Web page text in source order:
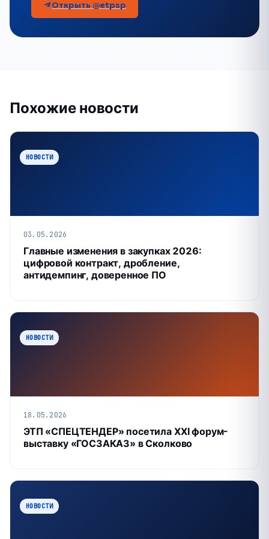
Открыть @etpsp
Похожие новости
НОВОСТИ
03.05.2026
Главные изменения в закупках 2026:
цифровой контракт, дробление,
антидемпинг, доверенное ПО
НОВОСТИ
18.05.2026
ЭТП «СПЕЦТЕНДЕР» посетила XXI форум-
выставку «ГОСЗАКАЗ» в Сколково
НОВОСТИ